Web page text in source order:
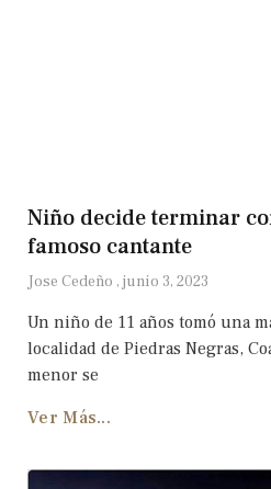
Niño decide terminar
famoso cantante
Jose Cedeño junio 3, 2023
Un niño de 11 años tomó una
localidad de Piedras Negras,
menor se
Ver Más...